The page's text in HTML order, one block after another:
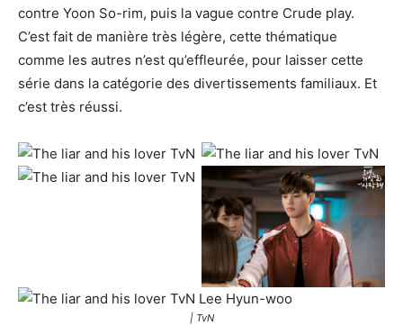
contre Yoon So-rim, puis la vague contre Crude play.
C’est fait de manière très légère, cette thématique
comme les autres n’est qu’effleurée, pour laisser cette
série dans la catégorie des divertissements familiaux. Et
c’est très réussi.
| TvN